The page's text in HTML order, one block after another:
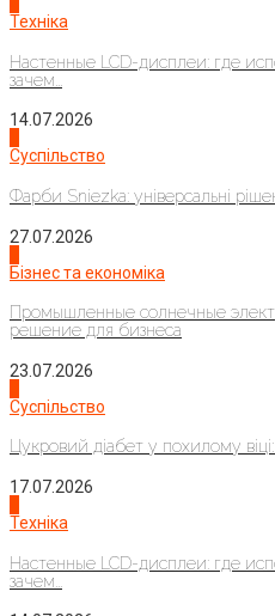
Техніка
Настенные LCD-дисплеи: где
зачем...
14.07.2026
Суспільство
Фарби Sniezka: універсальні
27.07.2026
Бізнес та економіка
Промышленные солнечные
решение для бизнеса
23.07.2026
Суспільство
Цукровий діабет у похилому
17.07.2026
Техніка
Настенные LCD-дисплеи: где
зачем...